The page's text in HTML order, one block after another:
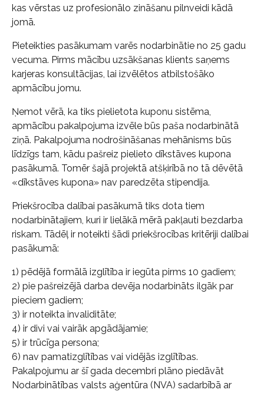
kas vērstas uz profesionālo zināšanu pilnveidi kādā
jomā.
Pieteikties pasākumam varēs nodarbinātie no 25 gadu
vecuma. Pirms mācību uzsākšanas klients saņems
karjeras konsultācijas, lai izvēlētos atbilstošāko
apmācību jomu.
Ņemot vērā, ka tiks pielietota kuponu sistēma,
apmācību pakalpojuma izvēle būs paša nodarbinātā
ziņā. Pakalpojuma nodrošināšanas mehānisms būs
līdzīgs tam, kādu pašreiz pielieto dīkstāves kupona
pasākumā. Tomēr šajā projektā atšķirībā no tā dēvētā
«dīkstāves kupona» nav paredzēta stipendija.
Priekšrocība dalībai pasākumā tiks dota tiem
nodarbinātajiem, kuri ir lielākā mērā pakļauti bezdarba
riskam. Tādēļ ir noteikti šādi priekšrocības kritēriji dalībai
pasākumā:
1) pēdējā formālā izglītība ir iegūta pirms 10 gadiem;
2) pie pašreizējā darba devēja nodarbināts ilgāk par
pieciem gadiem;
3) ir noteikta invaliditāte;
4) ir divi vai vairāk apgādājamie;
5) ir trūcīga persona;
6) nav pamatizglītības vai vidējās izglītības.
Pakalpojumu ar šī gada decembri plāno piedāvāt
Nodarbinātības valsts aģentūra (NVA) sadarbībā ar